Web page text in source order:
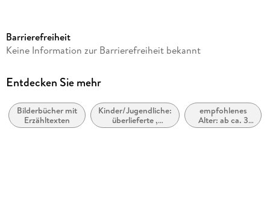
Verlag/Hersteller
Produktart
Gewicht
197 g
Barrierefreiheit
Keine Information zur Barrierefreiheit bekannt
Entdecken Sie mehr
Bilderbücher mit
Erzähltexten
Kinder/Jugendliche:
überlieferte ,
traditionelle
empfohlenes
Alter: ab ca. 3
Jahre